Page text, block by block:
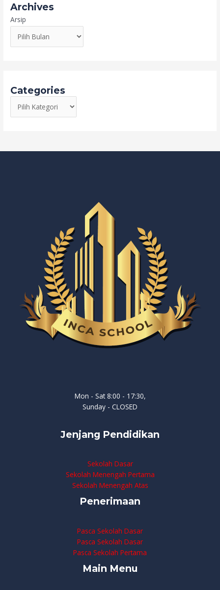
Archives
Arsip
Categories
Mon - Sat 8:00 - 17:30,
Sunday - CLOSED
Jenjang Pendidikan
Sekolah Dasar
Sekolah Menengah Pertama
Sekolah Menengah Atas
Penerimaan
Pasca Sekolah Dasar
Pasca Sekolah Dasar
Pasca Sekolah Pertama
Main Menu